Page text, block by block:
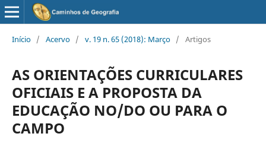
Início / Acervo / v. 19 n. 65 (2018): Março / Artigos
AS ORIENTAÇÕES CURRICULARES
OFICIAIS E A PROPOSTA DA
EDUCAÇÃO NO/DO OU PARA O
CAMPO